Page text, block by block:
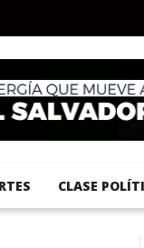
Internacional
CLASE